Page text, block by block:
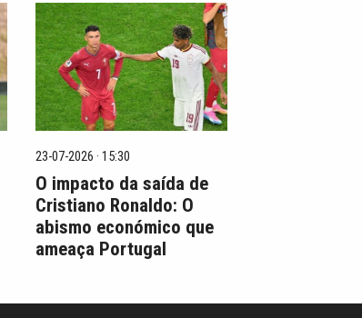
23-07-2026 · 15:30
O impacto da saída de
Cristiano Ronaldo: O
abismo económico que
ameaça Portugal